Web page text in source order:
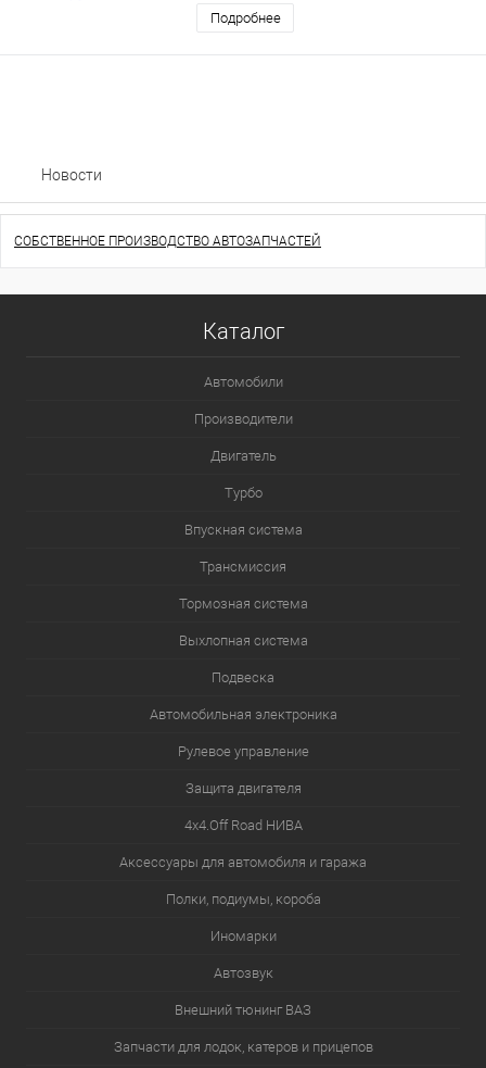
Подробнее
Новости
СОБСТВЕННОЕ ПРОИЗВОДСТВО АВТОЗАПЧАСТЕЙ
Каталог
Автомобили
Производители
Двигатель
Турбо
Впускная система
Трансмиссия
Тормозная система
Выхлопная система
Подвеска
Автомобильная электроника
Рулевое управление
Защита двигателя
4х4.Off Road НИВА
Аксессуары для автомобиля и гаража
Полки, подиумы, короба
Иномарки
Автозвук
Внешний тюнинг ВАЗ
Запчасти для лодок, катеров и прицепов